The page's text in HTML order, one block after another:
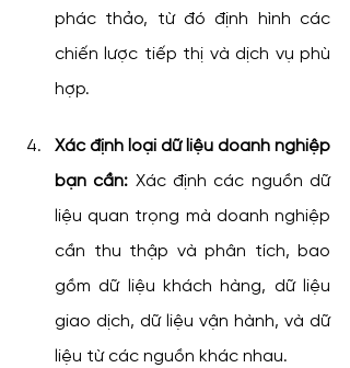
phác thảo, từ đó định hình các
chiến lược tiếp thị và dịch vụ phù
hợp.
Xác định loại dữ liệu doanh nghiệp
bạn cần: Xác định các nguồn dữ
liệu quan trọng mà doanh nghiệp
cần thu thập và phân tích, bao
gồm dữ liệu khách hàng, dữ liệu
giao dịch, dữ liệu vận hành, và dữ
liệu từ các nguồn khác nhau.